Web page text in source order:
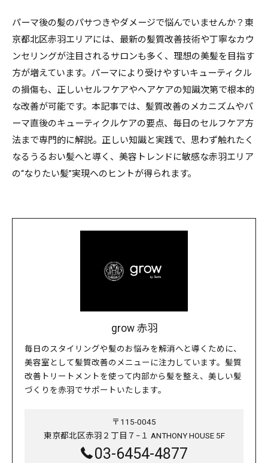
パーマ後の髪のパサつきやダメージで悩んでいませんか？東
京都北区赤羽エリアには、最新の髪質改善技術や丁寧なカウ
ンセリングが注目されるサロンも多く、理想の美髪を目指す
方が増えています。パーマにより受けやすいキューティクル
の損傷も、正しいセルフケアやヘアケアの知識次第で根本的
な改善が可能です。本記事では、髪質改善のメカニズムやパ
ーマ直後のキューティクルケアの要点、毎日のセルフケア方
法まで専門的に解説。正しい知識と実践で、思わず触れたく
なるうるおい髪へと導く、美容トレンドに敏感な赤羽エリア
の“なりたい髪”実現へのヒントが得られます。
grow 赤羽
毎日のスタイリングや髪のお悩みを解消へと導くために、
美容室として髪質改善のメニューに注力しています。髪質
改善トリートメントを使って内部から髪を整え、美しい髪
づくりを赤羽でサポートいたします。
〒115-0045
東京都北区赤羽２丁目７−１ ANTHONY HOUSE 5F
03-6454-4877